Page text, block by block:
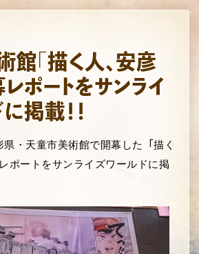
館「描く人、安彦
レポートをサンライ
掲載！！
・天童市美術館で開幕した「描く
ポートをサンライズワールドに掲